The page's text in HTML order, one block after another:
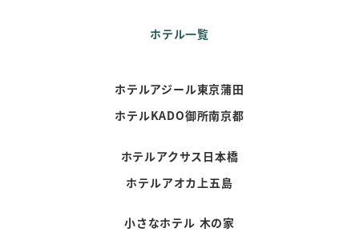
ホテル一覧
ホテルアジール東京蒲田
ホテルKADO御所南京都
ホテルアクサス日本橋
ホテルアオカ上五島
小さなホテル 木の家